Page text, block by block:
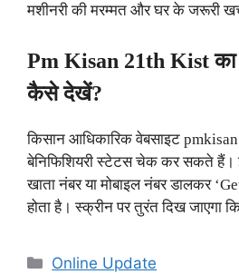
मशीनरी की मरम्मत और घर के जरूरी
Pm Kisan 21th Kist का
कैसे देखें?
किसान आधिकारिक वेबसाइट
बेनिफिशियरी स्टेटस चेक कर सकते हैं।
खाता नंबर या मोबाइल नंबर डालकर
होता है। स्क्रीन पर तुरंत दिख जाएगा
Categories
Online Update